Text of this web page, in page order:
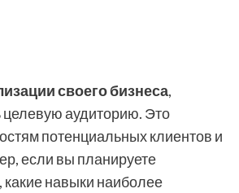
своего бизнеса,
целевую аудиторию. Это
потенциальных клиентов и
если вы планируете
навыки наиболее